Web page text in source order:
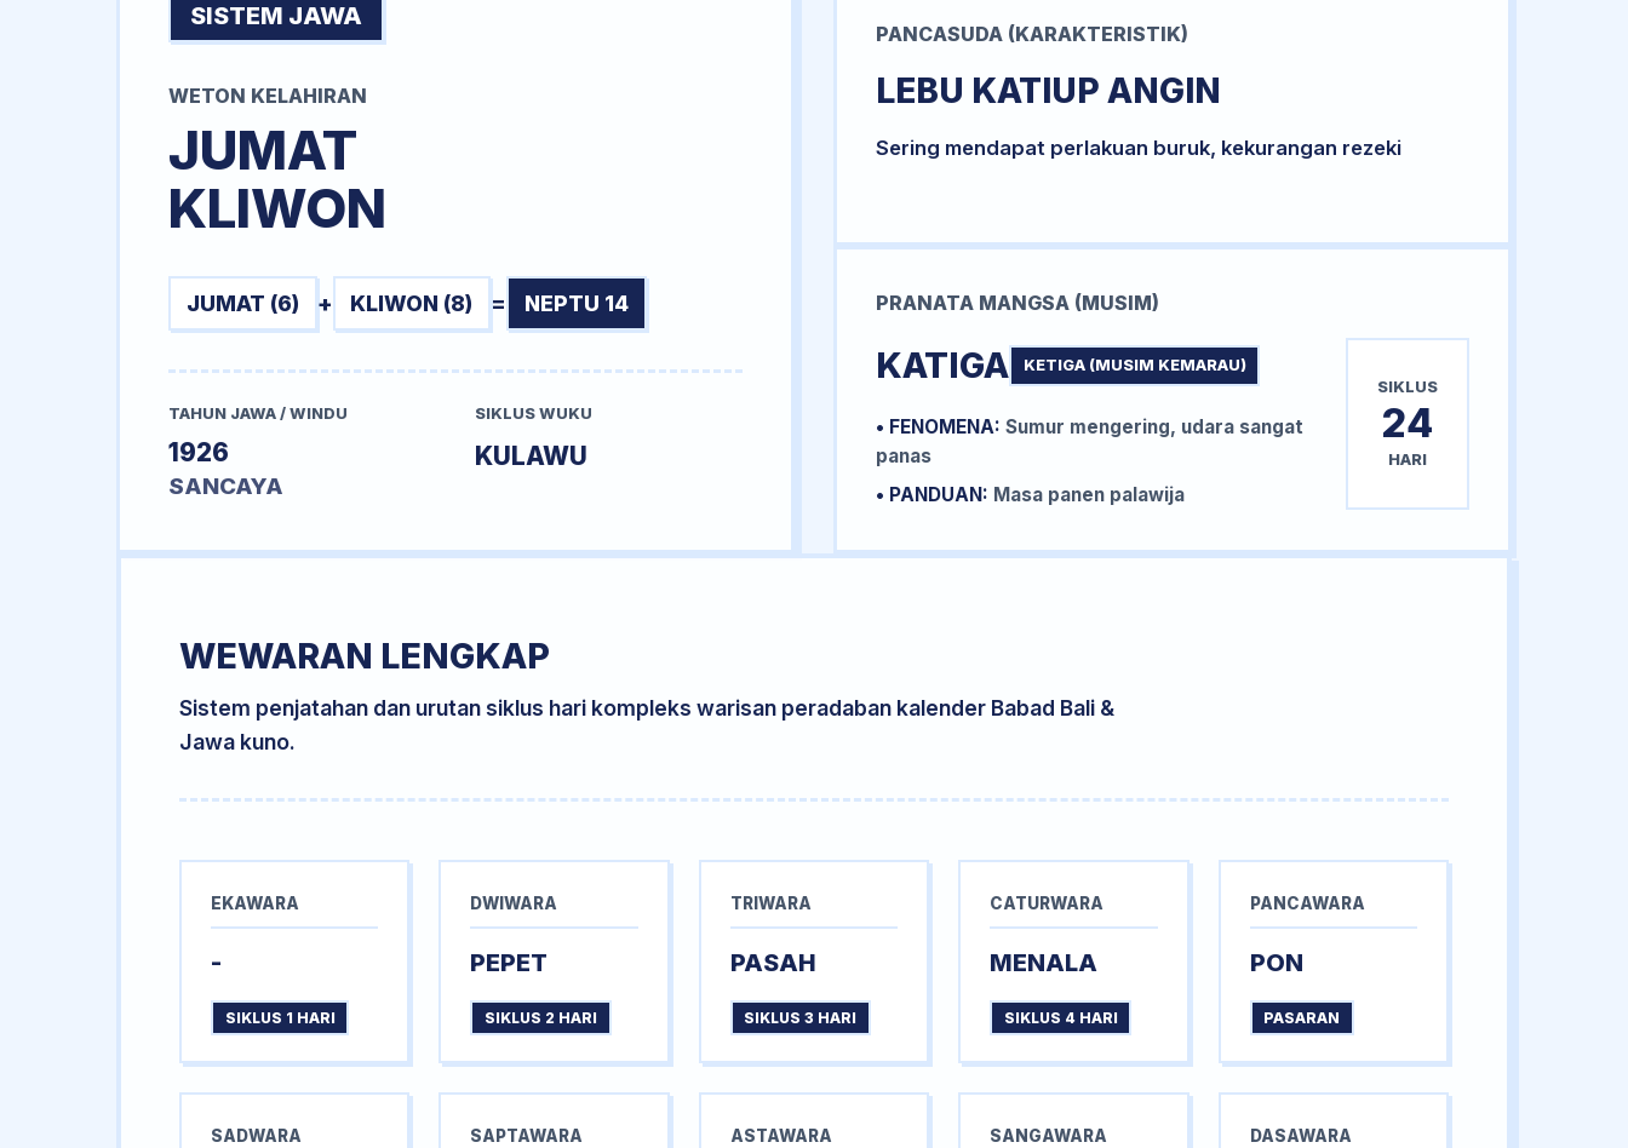
SISTEM JAWA
WETON KELAHIRAN
JUMAT
KLIWON
JUMAT (6) + KLIWON (8) = NEPTU 14
TAHUN JAWA / WINDU
1926
SANCAYA
SIKLUS WUKU
KULAWU
PANCASUDA (KARAKTERISTIK)
LEBU KATIUP ANGIN
Sering mendapat perlakuan buruk, kekurangan rezeki
PRANATA MANGSA (MUSIM)
KATIGA KETIGA (MUSIM KEMARAU)
• FENOMENA: Sumur mengering, udara sangat
panas
• PANDUAN: Masa panen palawija
SIKLUS
24
HARI
WEWARAN LENGKAP
Sistem penjatahan dan urutan siklus hari kompleks warisan peradaban kalender Babad Bali &
Jawa kuno.
EKAWARA
-
SIKLUS 1 HARI
DWIWARA
PEPET
SIKLUS 2 HARI
TRIWARA
PASAH
SIKLUS 3 HARI
CATURWARA
MENALA
SIKLUS 4 HARI
PANCAWARA
PON
PASARAN
SADWARA SAPTAWARA ASTAWARA SANGAWARA DASAWARA